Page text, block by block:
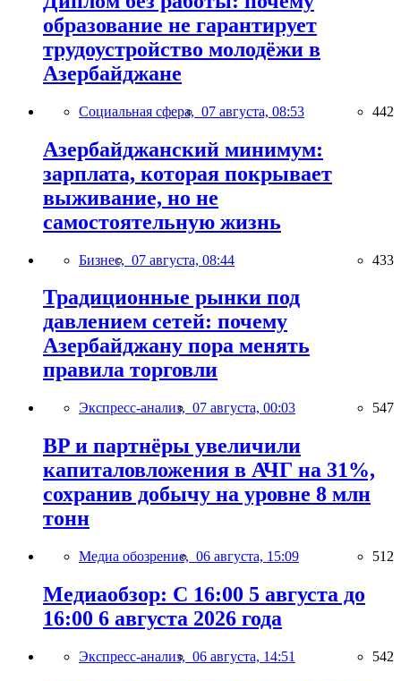
образование не гарантирует
трудоустройство молодёжи в
Азербайджане
Социальная сфера, 07 августа, 08:53 442
Азербайджанский минимум:
зарплата, которая покрывает
выживание, но не
самостоятельную жизнь
Бизнес, 07 августа, 08:44 433
Традиционные рынки под
давлением сетей: почему
Азербайджану пора менять
правила торговли
Экспресс-анализ, 07 августа, 00:03 547
BP и партнёры увеличили
капиталовложения в АЧГ на 31%,
сохранив добычу на уровне 8 млн
тонн
Медиа обозрение, 06 августа, 15:09 512
Медиаобзор: С 16:00 5 августа до
16:00 6 августа 2026 года
Экспресс-анализ, 06 августа, 14:51 542